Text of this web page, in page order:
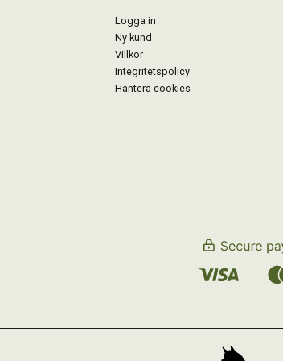
Logga in
Ny kund
Villkor
Integritetspolicy
Hantera cookies